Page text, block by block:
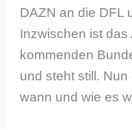
DAZN an die DFL
Inzwischen ist
kommenden
und steht still.
wann und wie es